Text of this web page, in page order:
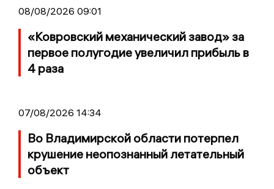
08/08/2026 09:01
«Ковровский механический завод» за
первое полугодие увеличил прибыль в
4 раза
07/08/2026 14:34
Во Владимирской области потерпел
крушение неопознанный летательный
объект